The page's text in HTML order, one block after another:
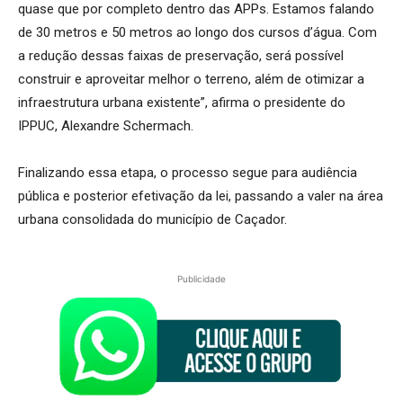
quase que por completo dentro das APPs. Estamos falando
de 30 metros e 50 metros ao longo dos cursos d’água. Com
a redução dessas faixas de preservação, será possível
construir e aproveitar melhor o terreno, além de otimizar a
infraestrutura urbana existente”, afirma o presidente do
IPPUC, Alexandre Schermach.
Finalizando essa etapa, o processo segue para audiência
pública e posterior efetivação da lei, passando a valer na área
urbana consolidada do município de Caçador.
Publicidade